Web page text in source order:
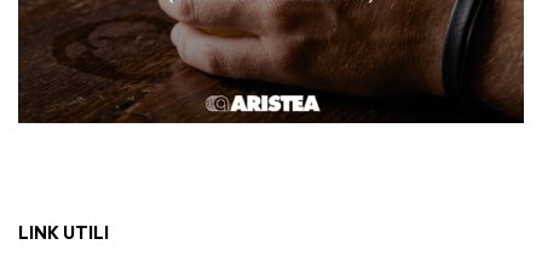
LINK UTILI